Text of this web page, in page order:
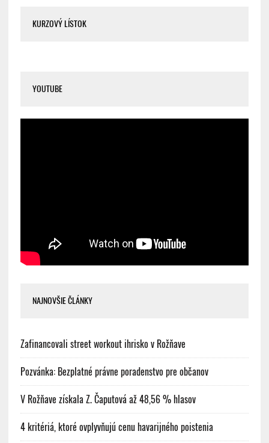
KURZOVÝ LÍSTOK
YOUTUBE
NAJNOVŠIE ČLÁNKY
Zafinancovali street workout ihrisko v Rožňave
Pozvánka: Bezplatné právne poradenstvo pre občanov
V Rožňave získala Z. Čaputová až 48,56 % hlasov
4 kritériá, ktoré ovplyvňujú cenu havarijného poistenia